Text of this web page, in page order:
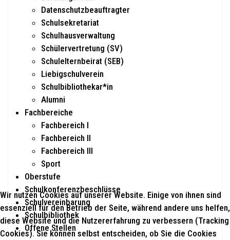
Datenschutzbeauftragter
Schulsekretariat
Schulhausverwaltung
Schülervertretung (SV)
Schulelternbeirat (SEB)
Liebigschulverein
Schulbibliothekar*in
Alumni
Fachbereiche
Fachbereich I
Fachbereich II
Fachbereich III
Sport
Oberstufe
Schulkonferenzbeschlüsse
Schulvereinbarung
Schulbibliothek
Offene Stellen
Wir nutzen Cookies auf unserer Website. Einige von ihnen sind
essenziell für den Betrieb der Seite, während andere uns helfen,
diese Website und die Nutzererfahrung zu verbessern (Tracking
Cookies). Sie können selbst entscheiden, ob Sie die Cookies